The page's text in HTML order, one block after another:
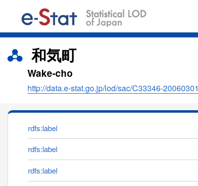
和気町
Wake-cho
http://data.e-stat.go.jp/lod/sac/C33346-20060301
rdfs:label
rdfs:label
rdfs:label